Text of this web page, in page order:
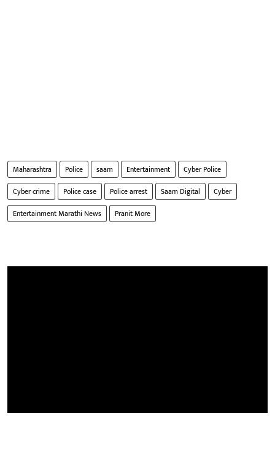
Maharashtra Police saam Entertainment
Cyber Police
Cyber crime
Police case Police arrest Saam Digital
Cyber
Entertainment Marathi News
Pranit More